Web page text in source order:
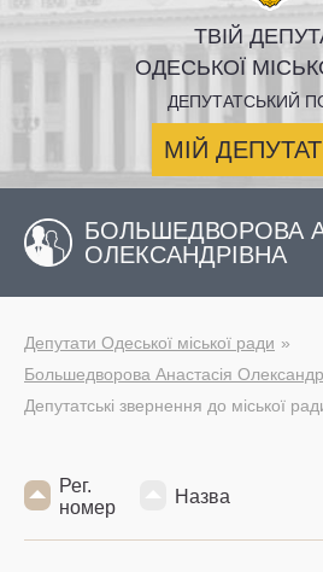
ТВІЙ
ОДЕСЬКОЇ
ДЕПУТАТСЬКИЙ
МІЙ ДЕПУТАТ
БОЛЬШЕДВОРОВА
ОЛЕКСАНДРІВНА
Депутати Одеської міської ради
Большедворова Анастасія
Депутатські звернення до міської
Рег.
номер
Назва